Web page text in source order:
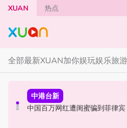
Skip to main content
XUAN 热点
全部最新XUAN加你娱玩娱乐旅游
解忧树洞
解忧树洞 ｜ “我是不是一个没
奖奖你
约你看！《揽佬-江船入海2026
中港台新
中国百万网红遭闺蜜骗到菲律